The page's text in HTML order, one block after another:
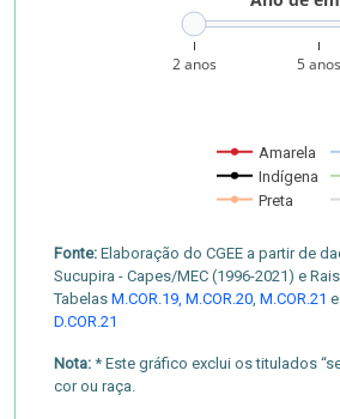
Amarela
Indígena
Preta
2 anos 5 anos
Fonte: Elaboração do CGEE a partir de
Sucupira - Capes/MEC (1996-2021) e
Tabelas M.COR.19, M.COR.20, M.COR.21 e
D.COR.21
Nota: * Este gráfico exclui os titulados
cor ou raça.